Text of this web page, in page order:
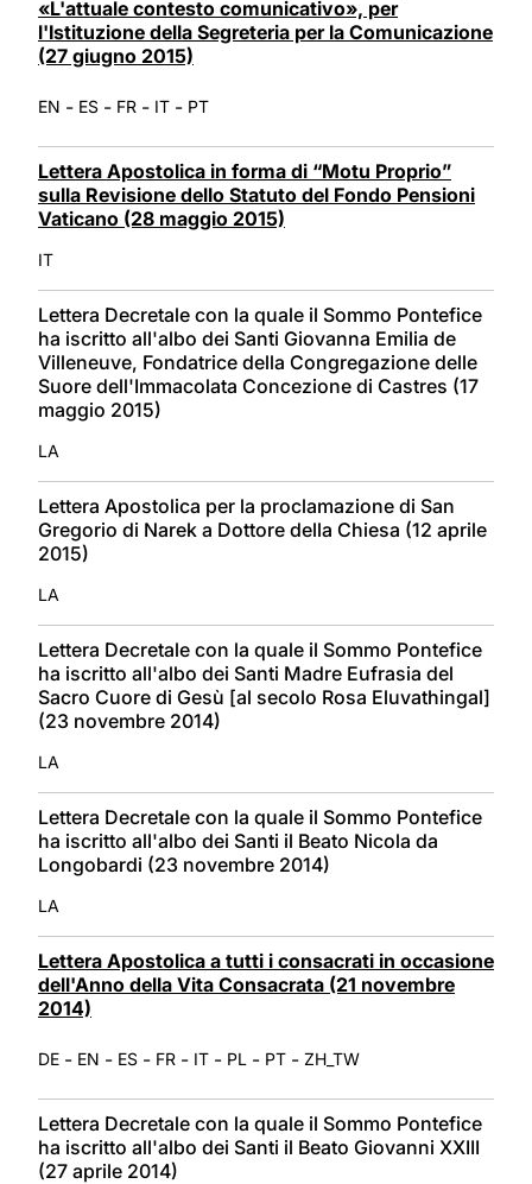
«L'attuale contesto comunicativo», per
l'Istituzione della Segreteria per la Comunicazione
(27 giugno 2015)
EN - ES - FR - IT - PT
Lettera Apostolica in forma di “Motu Proprio”
sulla Revisione dello Statuto del Fondo Pensioni
Vaticano (28 maggio 2015)
IT
Lettera Decretale con la quale il Sommo Pontefice
ha iscritto all'albo dei Santi Giovanna Emilia de
Villeneuve, Fondatrice della Congregazione delle
Suore dell'Immacolata Concezione di Castres (17
maggio 2015)
LA
Lettera Apostolica per la proclamazione di San
Gregorio di Narek a Dottore della Chiesa (12 aprile
2015)
LA
Lettera Decretale con la quale il Sommo Pontefice
ha iscritto all'albo dei Santi Madre Eufrasia del
Sacro Cuore di Gesù [al secolo Rosa Eluvathingal]
(23 novembre 2014)
LA
Lettera Decretale con la quale il Sommo Pontefice
ha iscritto all'albo dei Santi il Beato Nicola da
Longobardi (23 novembre 2014)
LA
Lettera Apostolica a tutti i consacrati in occasione
dell'Anno della Vita Consacrata (21 novembre
2014)
DE - EN - ES - FR - IT - PL - PT - ZH_TW
Lettera Decretale con la quale il Sommo Pontefice
ha iscritto all'albo dei Santi il Beato Giovanni XXIII
(27 aprile 2014)